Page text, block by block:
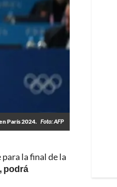
París 2024. Foto: AFP
la final de la
podrá